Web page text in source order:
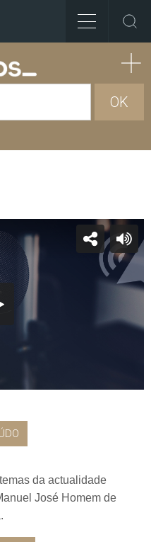
OK
da actualidade
José Homem de